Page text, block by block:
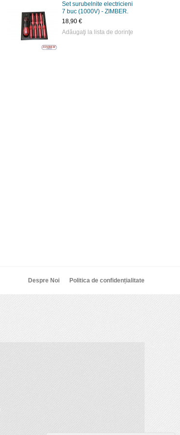
Set surubelnite electricieni
7 buc (1000V) - ZIMBER.
18,90 €
Adăugaţi la lista de dorinţe
Despre Noi Politica de confidențialitate